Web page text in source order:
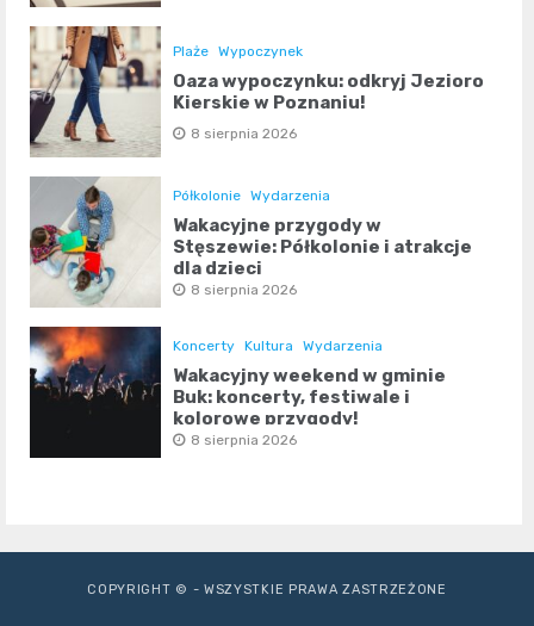
Plaże Wypoczynek
Oaza wypoczynku: odkryj Jezioro
Kierskie w Poznaniu!
8 sierpnia 2026
Półkolonie Wydarzenia
Wakacyjne przygody w
Stęszewie: Półkolonie i atrakcje
dla dzieci
8 sierpnia 2026
Koncerty Kultura Wydarzenia
Wakacyjny weekend w gminie
Buk: koncerty, festiwale i
kolorowe przygody!
8 sierpnia 2026
COPYRIGHT © - WSZYSTKIE PRAWA ZASTRZEŻONE